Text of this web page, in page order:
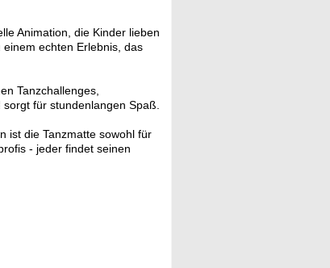
Animation, die Kinder lieben
echten Erlebnis, das
Tanzchallenges,
für stundenlangen Spaß.
ist die Tanzmatte sowohl für
- jeder findet seinen